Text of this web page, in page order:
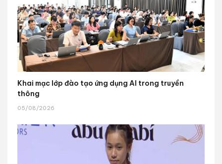
Khai mạc lớp đào tạo ứng dụng AI trong truyền
thông
05/08/2026